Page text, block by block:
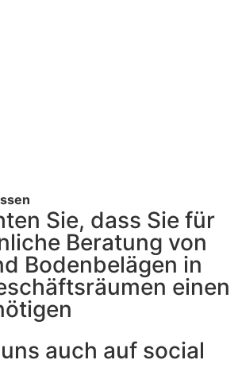
Sie, dass Sie für
Beratung von
Bodenbelägen in
einen
auch auf social